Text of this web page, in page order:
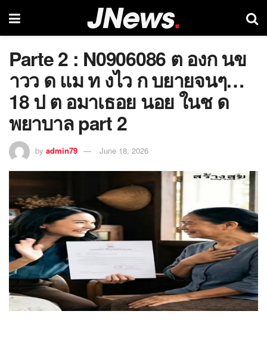
Parte 2 : N0906086 ต องก นข
าวว ด แม ท งไว ก บยายจนๆ…
18 ป ต อมาเธอย นอย ในช ด
พยาบาล part 2
by admin79 June 18, 2026